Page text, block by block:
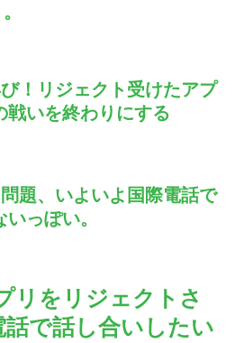
！リジェクト受けたアプ
戦いを終わりにする
題、いよいよ国際電話で
っぽい。
リをリジェクトさ
で話し合いしたい